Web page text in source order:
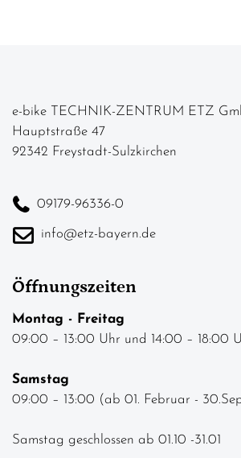
e-bike TECHNIK-ZENTRUM ETZ
Hauptstraße 47
92342 Freystadt-Sulzkirchen
09179-96336-0
info@etz-bayern.de
Öffnungszeiten
Montag - Freitag
09:00 – 13:00 Uhr und 14:00 – 18:00
Samstag
09:00 – 13:00 (ab 01. Februar -
Samstag geschlossen ab 01.10 -31.01